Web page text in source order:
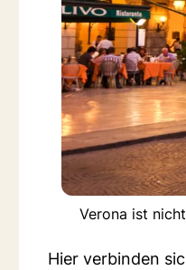
Verona ist
Hier verbinden